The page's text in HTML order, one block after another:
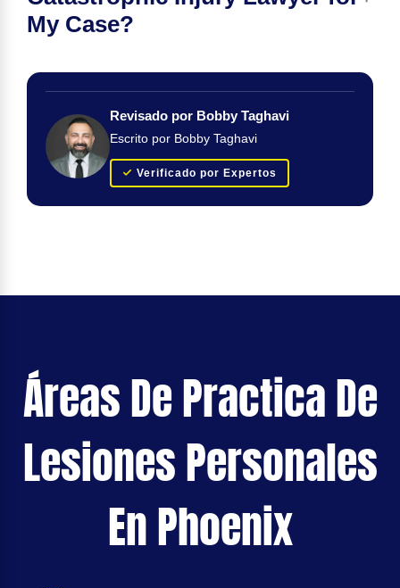
My Case?
Revisado por Bobby Taghavi
Escrito por Bobby Taghavi
Verificado por Expertos
Áreas De Practica De
Lesiones Personales
En Phoenix